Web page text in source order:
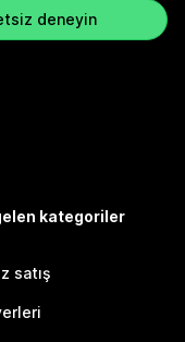
deneyin
kategoriler
satış